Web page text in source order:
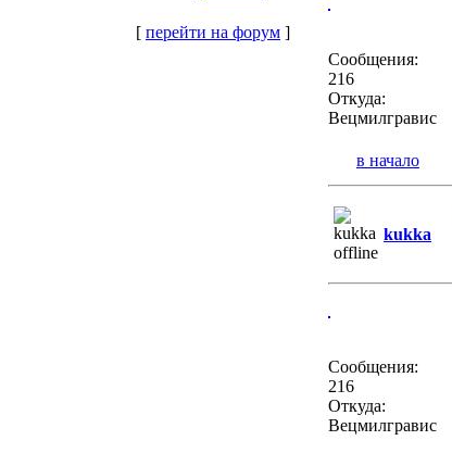
[ перейти на форум ]
Сообщения:
216
Откуда:
Вецмилгравис
в начало
kukka
Сообщения:
216
Откуда:
Вецмилгравис